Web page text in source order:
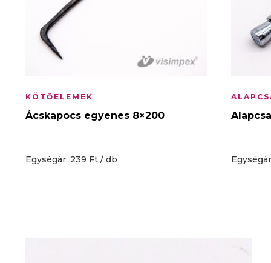
KÖTŐELEMEK
Ácskapocs egyenes 8×200
Egységár: 239 Ft / db